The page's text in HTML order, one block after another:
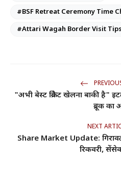
#BSF Retreat Ceremony Time
#Attari Wagah Border Visit Tips
"अभी बेस्ट क्रिकेट खेलना बाकी है"
ब्रूक का
NEXT
Share Market Update:
रिकवरी,